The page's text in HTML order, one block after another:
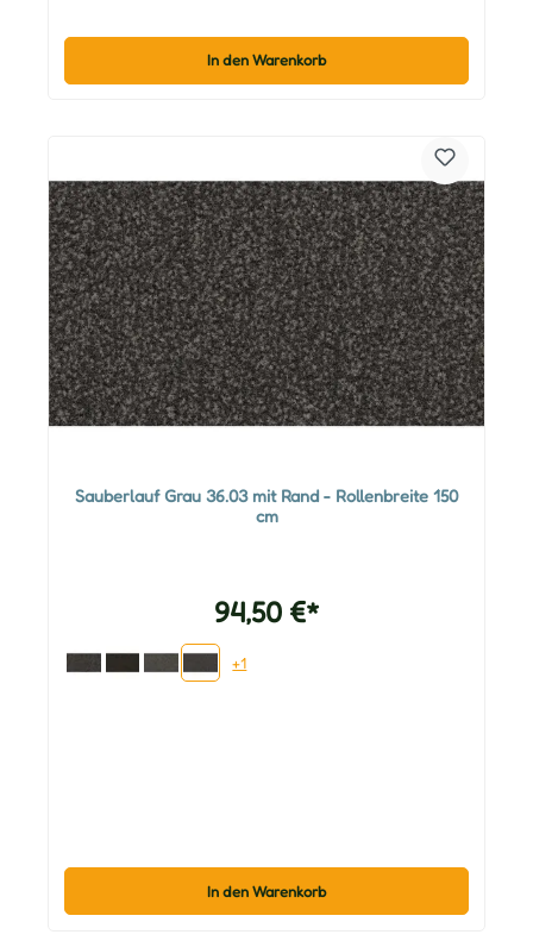
In den Warenkorb
Sauberlauf Grau 36.03 mit Rand - Rollenbreite 150
cm
94,50 €*
+1
In den Warenkorb